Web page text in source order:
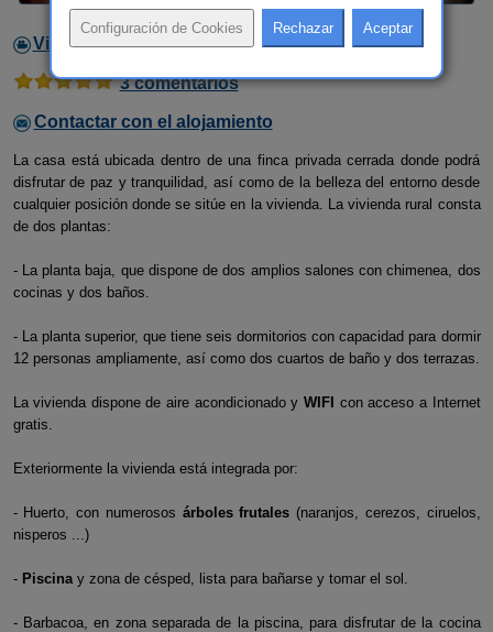
Video
3 comentarios
Contactar con el alojamiento
La casa está ubicada dentro de una finca privada cerrada donde podrá
disfrutar de paz y tranquilidad, así como de la belleza del entorno desde
cualquier posición donde se sitúe en la vivienda. La vivienda rural consta
de dos plantas:
- La planta baja, que dispone de dos amplios salones con chimenea, dos
cocinas y dos baños.
- La planta superior, que tiene seis dormitorios con capacidad para dormir
12 personas ampliamente, así como dos cuartos de baño y dos terrazas.
La vivienda dispone de aire acondicionado y WIFI con acceso a Internet
gratis.
Exteriormente la vivienda está integrada por:
- Huerto, con numerosos árboles frutales (naranjos, cerezos, ciruelos,
nisperos ...)
- Piscinay zona de césped, lista para bañarse y tomar el sol.
- Barbacoa, en zona separada de la piscina, para disfrutar de la cocina